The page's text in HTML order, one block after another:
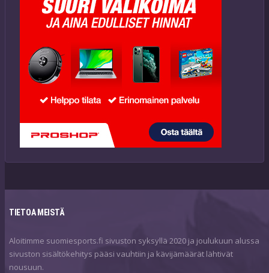
TIETOA MEISTÄ
Aloitimme suomiesports.fi sivuston syksyllä 2020 ja joulukuun alussa
sivuston sisältökehitys pääsi vauhtiin ja kävijämäärät lähtivät
nousuun.